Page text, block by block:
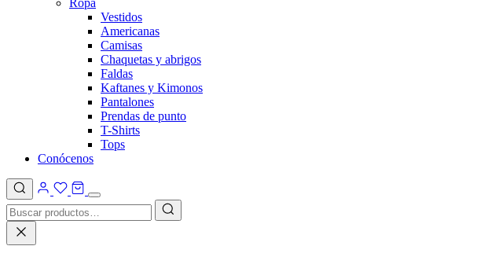
Ropa
Vestidos
Americanas
Camisas
Chaquetas y abrigos
Faldas
Kaftanes y Kimonos
Pantalones
Prendas de punto
T-Shirts
Tops
Conócenos